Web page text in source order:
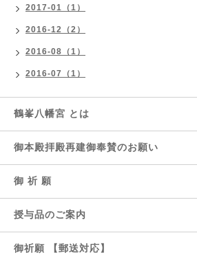
2017-01（1）
2016-12（2）
2016-08（1）
2016-07（1）
鶴峯八幡宮 とは
御本殿拝殿再建御奉賛のお願い
御 祈 願
授与品のご案内
御祈願 【郵送対応】